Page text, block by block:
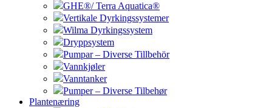
GHE®/ Terra Aquatica®
Vertikale Dyrkingssystemer
Wilma Dyrkingssystem
Dryppsystem
Pumpar – Diverse Tillbehör
Vannkjøler
Vanntanker
Pumper – Diverse Tilbehør
Plantenæring